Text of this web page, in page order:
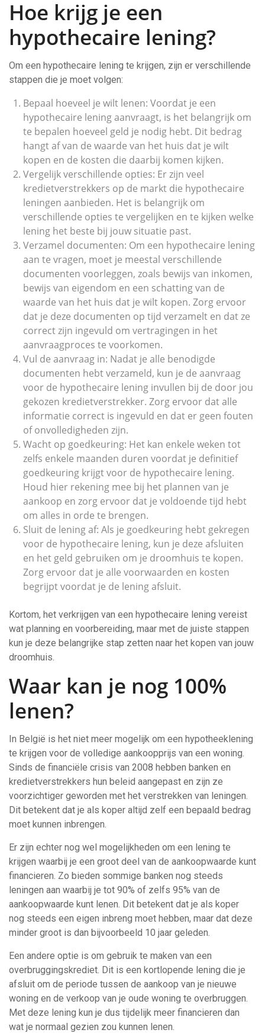
Hoe krijg je een
hypothecaire lening?
Om een hypothecaire lening te krijgen, zijn er verschillende
stappen die je moet volgen:
Bepaal hoeveel je wilt lenen: Voordat je een
hypothecaire lening aanvraagt, is het belangrijk om
te bepalen hoeveel geld je nodig hebt. Dit bedrag
hangt af van de waarde van het huis dat je wilt
kopen en de kosten die daarbij komen kijken.
Vergelijk verschillende opties: Er zijn veel
kredietverstrekkers op de markt die hypothecaire
leningen aanbieden. Het is belangrijk om
verschillende opties te vergelijken en te kijken welke
lening het beste bij jouw situatie past.
Verzamel documenten: Om een hypothecaire lening
aan te vragen, moet je meestal verschillende
documenten voorleggen, zoals bewijs van inkomen,
bewijs van eigendom en een schatting van de
waarde van het huis dat je wilt kopen. Zorg ervoor
dat je deze documenten op tijd verzamelt en dat ze
correct zijn ingevuld om vertragingen in het
aanvraagproces te voorkomen.
Vul de aanvraag in: Nadat je alle benodigde
documenten hebt verzameld, kun je de aanvraag
voor de hypothecaire lening invullen bij de door jou
gekozen kredietverstrekker. Zorg ervoor dat alle
informatie correct is ingevuld en dat er geen fouten
of onvolledigheden zijn.
Wacht op goedkeuring: Het kan enkele weken tot
zelfs enkele maanden duren voordat je definitief
goedkeuring krijgt voor de hypothecaire lening.
Houd hier rekening mee bij het plannen van je
aankoop en zorg ervoor dat je voldoende tijd hebt
om alles in orde te brengen.
Sluit de lening af: Als je goedkeuring hebt gekregen
voor de hypothecaire lening, kun je deze afsluiten
en het geld gebruiken om je droomhuis te kopen.
Zorg ervoor dat je alle voorwaarden en kosten
begrijpt voordat je de lening afsluit.
Kortom, het verkrijgen van een hypothecaire lening vereist
wat planning en voorbereiding, maar met de juiste stappen
kun je deze belangrijke stap zetten naar het kopen van jouw
droomhuis.
Waar kan je nog 100%
lenen?
In België is het niet meer mogelijk om een hypotheeklening
te krijgen voor de volledige aankoopprijs van een woning.
Sinds de financiële crisis van 2008 hebben banken en
kredietverstrekkers hun beleid aangepast en zijn ze
voorzichtiger geworden met het verstrekken van leningen.
Dit betekent dat je als koper altijd zelf een bepaald bedrag
moet kunnen inbrengen.
Er zijn echter nog wel mogelijkheden om een lening te
krijgen waarbij je een groot deel van de aankoopwaarde kunt
financieren. Zo bieden sommige banken nog steeds
leningen aan waarbij je tot 90% of zelfs 95% van de
aankoopwaarde kunt lenen. Dit betekent dat je als koper
nog steeds een eigen inbreng moet hebben, maar dat deze
minder groot is dan bijvoorbeeld 10 jaar geleden.
Een andere optie is om gebruik te maken van een
overbruggingskrediet. Dit is een kortlopende lening die je
afsluit om de periode tussen de aankoop van je nieuwe
woning en de verkoop van je oude woning te overbruggen.
Met deze lening kun je dus tijdelijk meer financieren dan
wat je normaal gezien zou kunnen lenen.